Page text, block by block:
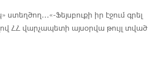
Ֆեյսբուքի իր էջում գրել
ՀՀ վարչապետի այսօրվա թույլ տված